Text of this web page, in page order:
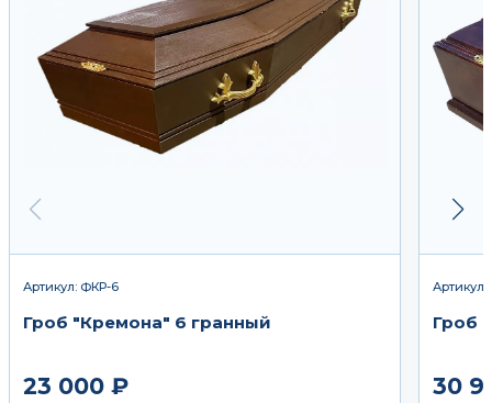
Артикул: ФКР-6
Гроб "Кремона" 6 гранный
23 000 ₽
Артикул:
Гроб
30